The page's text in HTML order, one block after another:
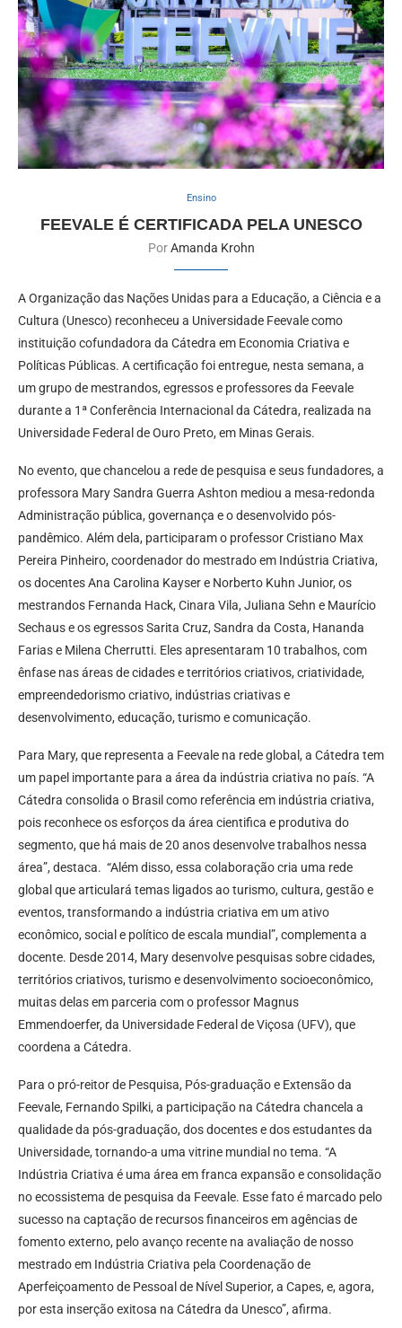
Ensino
FEEVALE É CERTIFICADA PELA UNESCO
PorAmanda Krohn
A Organização das Nações Unidas para a Educação, a Ciência e a
Cultura (Unesco) reconheceu a Universidade Feevale como
instituição cofundadora da Cátedra em Economia Criativa e
Políticas Públicas. A certificação foi entregue, nesta semana, a
um grupo de mestrandos, egressos e professores da Feevale
durante a 1ª Conferência Internacional da Cátedra, realizada na
Universidade Federal de Ouro Preto, em Minas Gerais.
No evento, que chancelou a rede de pesquisa e seus fundadores, a
professora Mary Sandra Guerra Ashton mediou a mesa-redonda
Administração pública, governança e o desenvolvido pós-
pandêmico. Além dela, participaram o professor Cristiano Max
Pereira Pinheiro, coordenador do mestrado em Indústria Criativa,
os docentes Ana Carolina Kayser e Norberto Kuhn Junior, os
mestrandos Fernanda Hack, Cinara Vila, Juliana Sehn e Maurício
Sechaus e os egressos Sarita Cruz, Sandra da Costa, Hananda
Farias e Milena Cherrutti. Eles apresentaram 10 trabalhos, com
ênfase nas áreas de cidades e territórios criativos, criatividade,
empreendedorismo criativo, indústrias criativas e
desenvolvimento, educação, turismo e comunicação.
Para Mary, que representa a Feevale na rede global, a Cátedra tem
um papel importante para a área da indústria criativa no país. “A
Cátedra consolida o Brasil como referência em indústria criativa,
pois reconhece os esforços da área cientifica e produtiva do
segmento, que há mais de 20 anos desenvolve trabalhos nessa
área”, destaca. “Além disso, essa colaboração cria uma rede
global que articulará temas ligados ao turismo, cultura, gestão e
eventos, transformando a indústria criativa em um ativo
econômico, social e político de escala mundial”, complementa a
docente. Desde 2014, Mary desenvolve pesquisas sobre cidades,
territórios criativos, turismo e desenvolvimento socioeconômico,
muitas delas em parceria com o professor Magnus
Emmendoerfer, da Universidade Federal de Viçosa (UFV), que
coordena a Cátedra.
Para o pró-reitor de Pesquisa, Pós-graduação e Extensão da
Feevale, Fernando Spilki, a participação na Cátedra chancela a
qualidade da pós-graduação, dos docentes e dos estudantes da
Universidade, tornando-a uma vitrine mundial no tema. “A
Indústria Criativa é uma área em franca expansão e consolidação
no ecossistema de pesquisa da Feevale. Esse fato é marcado pelo
sucesso na captação de recursos financeiros em agências de
fomento externo, pelo avanço recente na avaliação de nosso
mestrado em Indústria Criativa pela Coordenação de
Aperfeiçoamento de Pessoal de Nível Superior, a Capes, e, agora,
por esta inserção exitosa na Cátedra da Unesco”, afirma.